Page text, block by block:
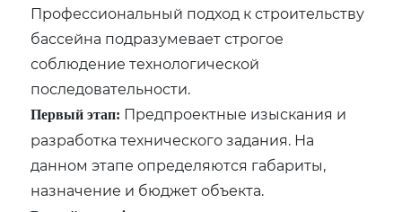
Профессиональный подход к строительству
бассейна подразумевает строгое
соблюдение технологической
последовательности.
Первый этап: Предпроектные изыскания и
разработка технического задания. На
данном этапе определяются габариты,
назначение и бюджет объекта.